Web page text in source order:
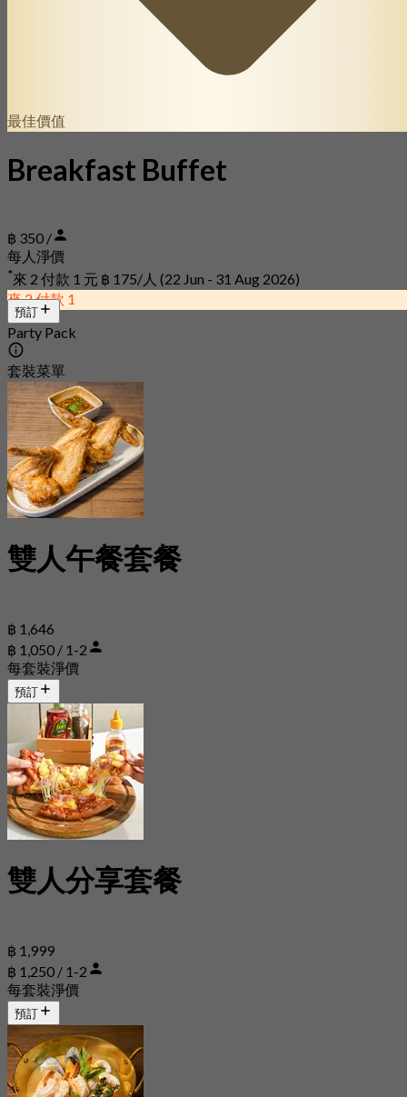
最佳價值
Breakfast Buffet
฿ 350 /
每人淨價
*來 2 付款 1 元 ฿ 175/人 (22 Jun - 31 Aug 2026)
來 2 付款 1
預訂
Party Pack
套裝菜單
雙人午餐套餐
฿ 1,646
฿ 1,050 / 1-2
每套裝淨價
預訂
雙人分享套餐
฿ 1,999
฿ 1,250 / 1-2
每套裝淨價
預訂